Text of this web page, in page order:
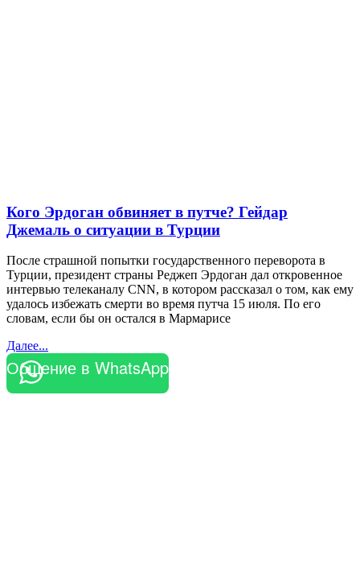
Кого Эрдоган обвиняет в путче? Гейдар
Джемаль о ситуации в Турции
После страшной попытки государственного переворота в
Турции, президент страны Реджеп Эрдоган дал откровенное
интервью телеканалу CNN, в котором рассказал о том, как ему
удалось избежать смерти во время путча 15 июля. По его
словам, если бы он остался в Мармарисе
Далее...
Общение в WhatsApp